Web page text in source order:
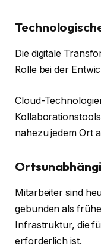
Die digitale
Rolle bei der
Cloud-
nahezu jedem Ort
Mitarbeiter sind
gebunden als
Infrastruktur, die
erforderlich ist.